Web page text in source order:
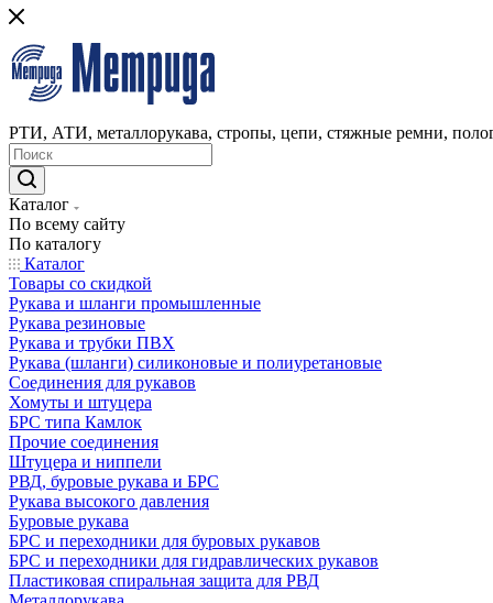
РТИ, АТИ, металлорукава, стропы, цепи, стяжные ремни,
Каталог
По всему сайту
По каталогу
Каталог
Товары со скидкой
Рукава и шланги промышленные
Рукава резиновые
Рукава и трубки ПВХ
Рукава (шланги) силиконовые и полиуретановые
Соединения для рукавов
Хомуты и штуцера
БРС типа Камлок
Прочие соединения
Штуцера и ниппели
РВД, буровые рукава и БРС
Рукава высокого давления
Буровые рукава
БРС и переходники для буровых рукавов
БРС и переходники для гидравлических рукавов
Пластиковая спиральная защита для РВД